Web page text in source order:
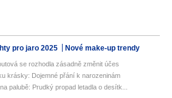
pro jaro 2025 Nové make-up trendy
se rozhodla zásadně změnit účes
krásky: Dojemné přání k narozeninám
palubě: Prudký propad letadla o desítk...